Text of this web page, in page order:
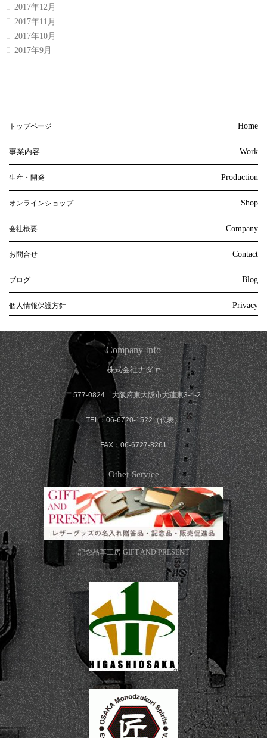
2017年12月
2017年11月
2017年10月
2017年9月
トップページ Home
事業内容 Work
生産・開発 Production
オンラインショップ Shop
会社概要 Company
お問合せ Contact
ブログ Blog
個人情報保護方針 Privacy
Company Info
株式会社ナダヤ
〒577-0824 大阪府東大阪市大蓮東3-4-2
TEL：06-6720-1522（代表）
FAX：06-6727-8261
Other Service
記念品革工房 GIFT AND PRESENT